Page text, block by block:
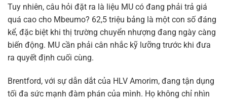
Tuy nhiên, câu hỏi đặt ra là liệu MU có đang phải trả giá
quá cao cho Mbeumo? 62,5 triệu bảng là một con số đáng
kể, đặc biệt khi thị trường chuyển nhượng đang ngày càng
biến động. MU cần phải cân nhắc kỹ lưỡng trước khi đưa
ra quyết định cuối cùng.
Brentford, với sự dẫn dắt của HLV Amorim, đang tận dụng
tối đa sức mạnh đàm phán của mình. Họ không chỉ nhìn